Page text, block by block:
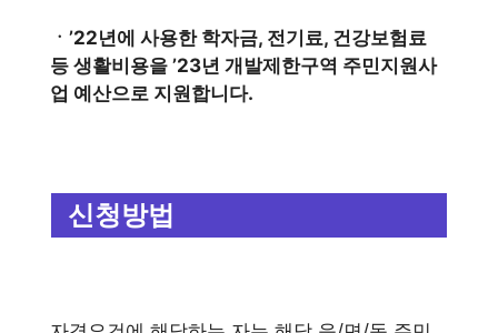
ㆍ’22년에 사용한 학자금, 전기료, 건강보험료
등 생활비용을 ’23년 개발제한구역 주민지원사
업 예산으로 지원합니다.
신청방법